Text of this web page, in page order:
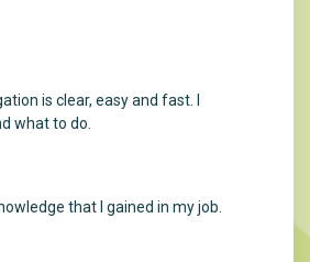
is clear, easy and fast. I
what to do.
that I gained in my job.